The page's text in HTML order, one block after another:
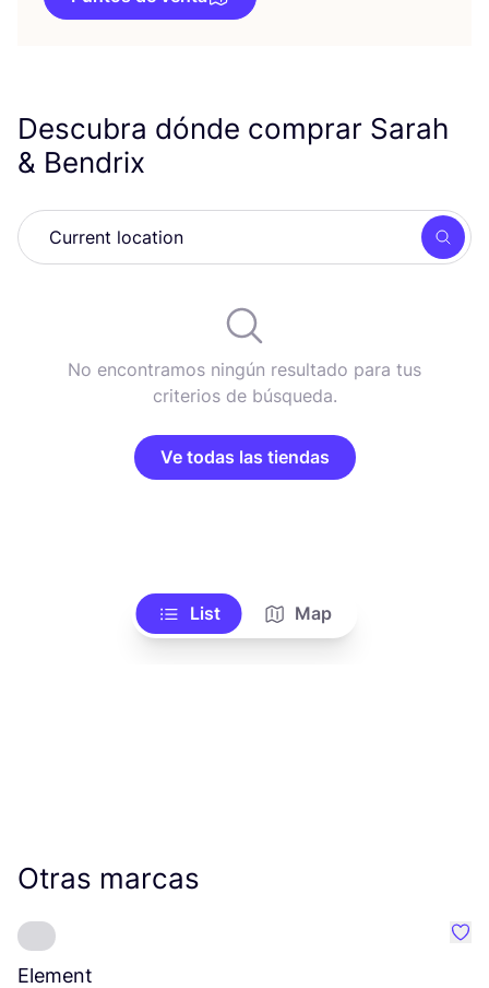
Descubra dónde comprar Sarah
& Bendrix
No encontramos ningún resultado para tus
criterios de búsqueda.
Ve todas las tiendas
List Map
Otras marcas
Element